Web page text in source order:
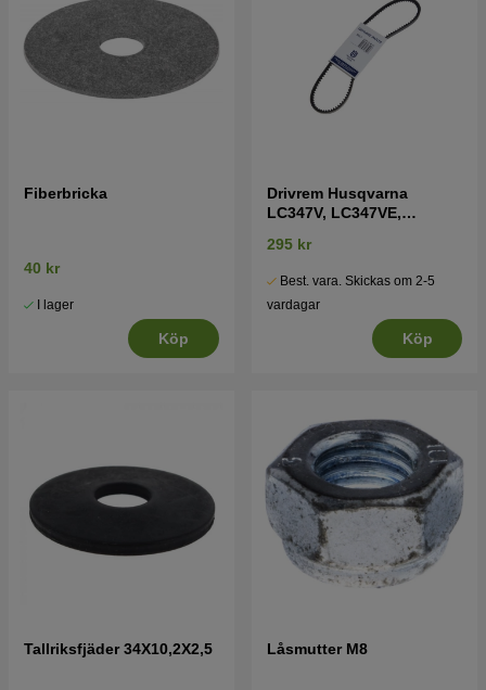
Fiberbricka
40 kr
I lager
Köp
Drivrem Husqvarna
LC347V, LC347VE,
295 kr
Best. vara. Skickas om 2-5
vardagar
Köp
Tallriksfjäder 34X10,2X2,5 Låsmutter M8